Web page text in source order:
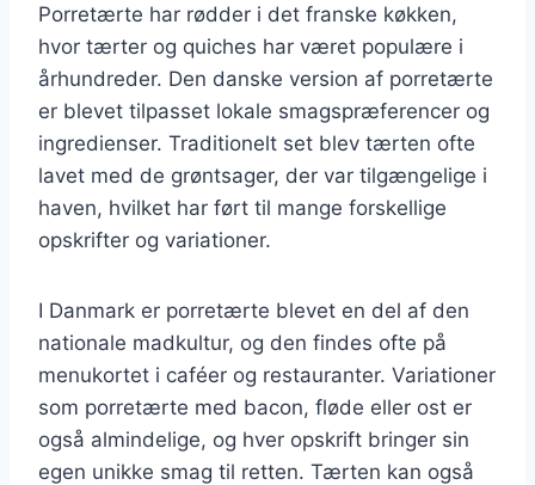
Porretærte har rødder i det franske køkken,
hvor tærter og quiches har været populære i
århundreder. Den danske version af porretærte
er blevet tilpasset lokale smagspræferencer og
ingredienser. Traditionelt set blev tærten ofte
lavet med de grøntsager, der var tilgængelige i
haven, hvilket har ført til mange forskellige
opskrifter og variationer.
I Danmark er porretærte blevet en del af den
nationale madkultur, og den findes ofte på
menukortet i caféer og restauranter. Variationer
som porretærte med bacon, fløde eller ost er
også almindelige, og hver opskrift bringer sin
egen unikke smag til retten. Tærten kan også